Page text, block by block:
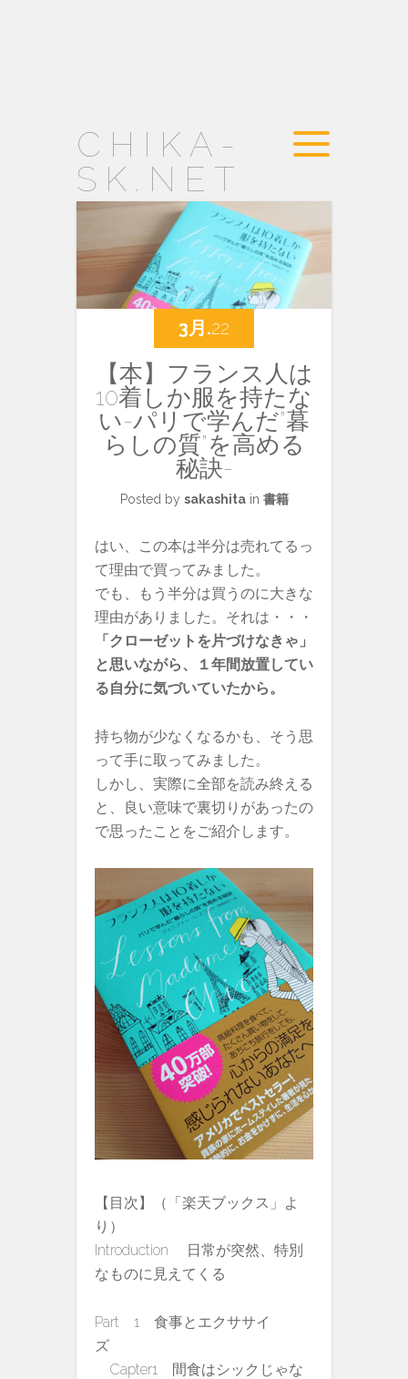
CHIKA-
SK.NET
3月.22
【本】フランス人は
10着しか服を持たな
い-パリで学んだ”暮
らしの質”を高める
秘訣-
Posted by sakashitain 書籍
はい、この本は半分は売れてるっ
て理由で買ってみました。
でも、もう半分は買うのに大きな
理由がありました。それは・・・
「クローゼットを片づけなきゃ」
と思いながら、１年間放置してい
る自分に気づいていたから。
持ち物が少なくなるかも、そう思
って手に取ってみました。
しかし、実際に全部を読み終える
と、良い意味で裏切りがあったの
で思ったことをご紹介します。
【目次】（「楽天ブックス」よ
り）
Introduction 日常が突然、特別
なものに見えてくる
Part 1 食事とエクササイ
ズ
Capter1 間食はシックじゃな